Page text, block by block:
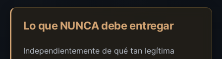
Lo que NUNCA debe entregar
Independientemente de qué tan legítima